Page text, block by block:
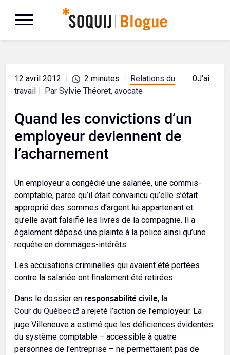
12 avril 2012 2 minutes
Relations du
travail
Par Sylvie Théoret, avocate
0J'aime
Quand les convictions d’un
employeur deviennent de
l’acharnement
Un employeur a congédié une salariée, une commis-
comptable, parce qu’il était convaincu qu’elle s’était
approprié des sommes d’argent lui appartenant et
qu’elle avait falsifié les livres de la compagnie. Il a
également déposé une plainte à la police ainsi qu’une
requête en dommages-intérêts.
Les accusations criminelles qui avaient été portées
contre la salariée ont finalement été retirées.
Dans le dossier en responsabilité civile, la
Cour du Québec
a rejeté l’action de l’employeur. La
juge Villeneuve a estimé que les déficiences évidentes
du système comptable – accessible à quatre
personnes de l'entreprise – ne permettaient pas de